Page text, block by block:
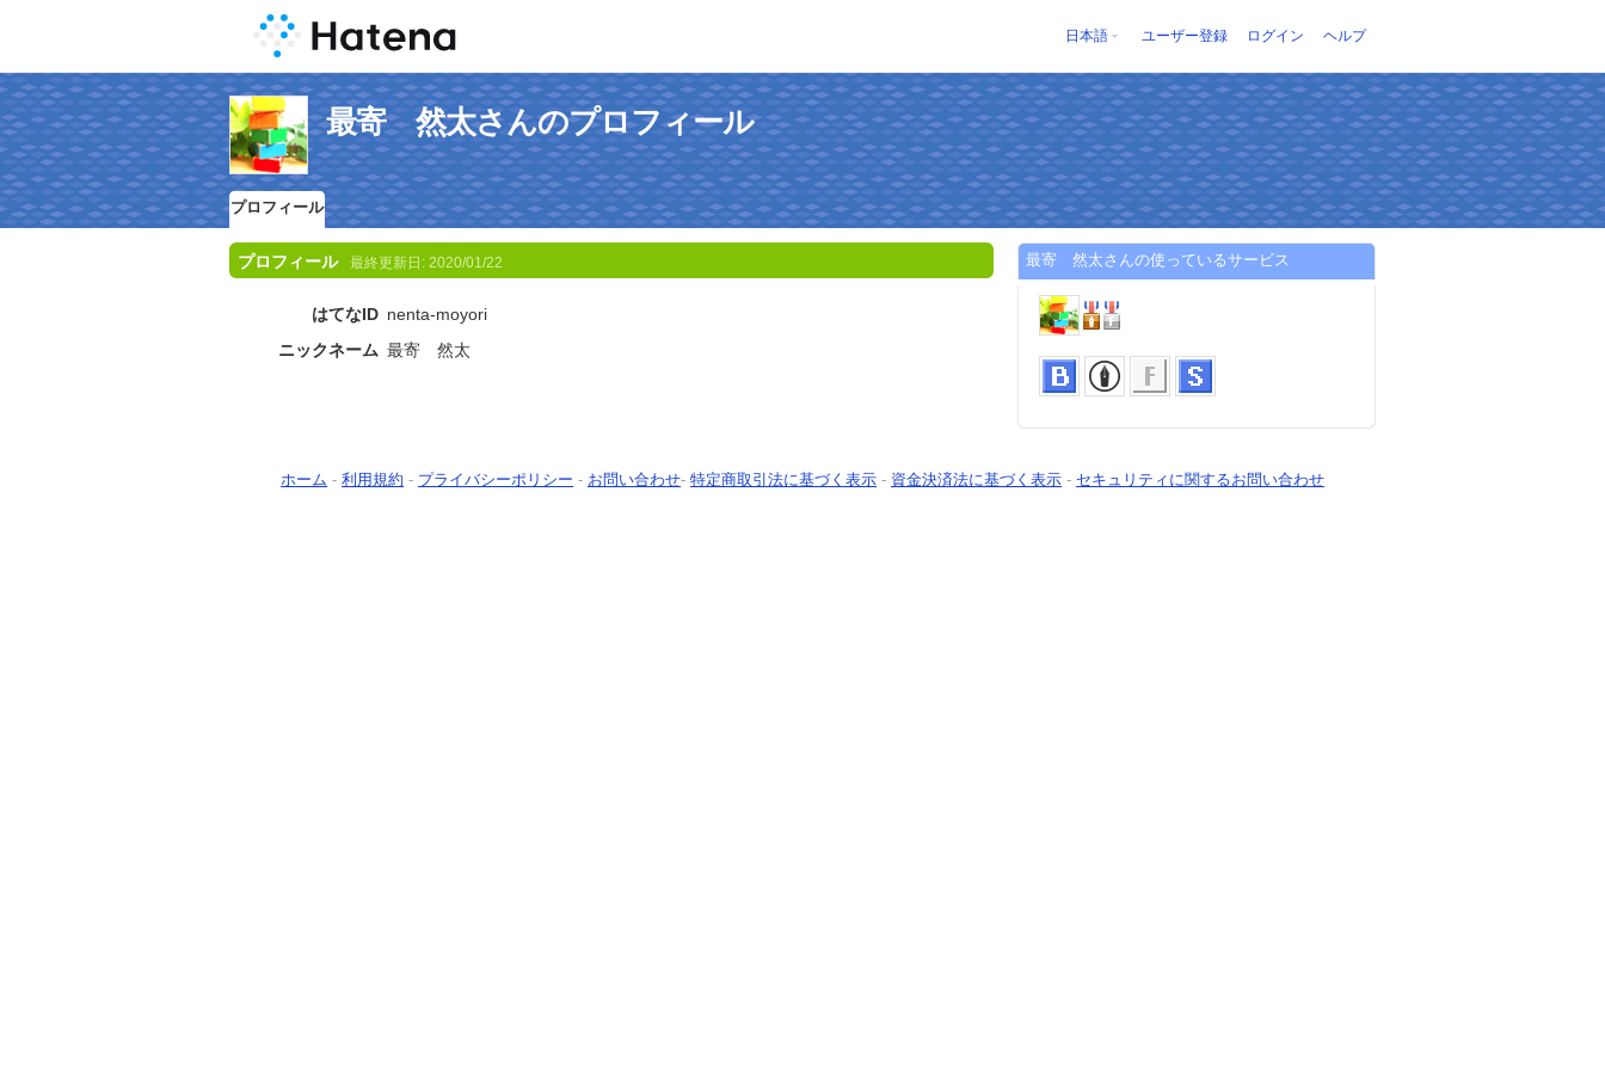
日本語 ユーザー登録 ログイン ヘルプ
最寄 然太さんのプロフィール
プロフィール
プロフィール 最終更新日: 2020/01/22
はてなID nenta-moyori
ニックネーム 最寄 然太
最寄 然太さんの使っているサービス
ホーム - 利用規約 - プライバシーポリシー - お問い合わせ- 特定商取引法に基づく表示 - 資金決済法に基づく表示 - セキュリティに関するお問い合わせ